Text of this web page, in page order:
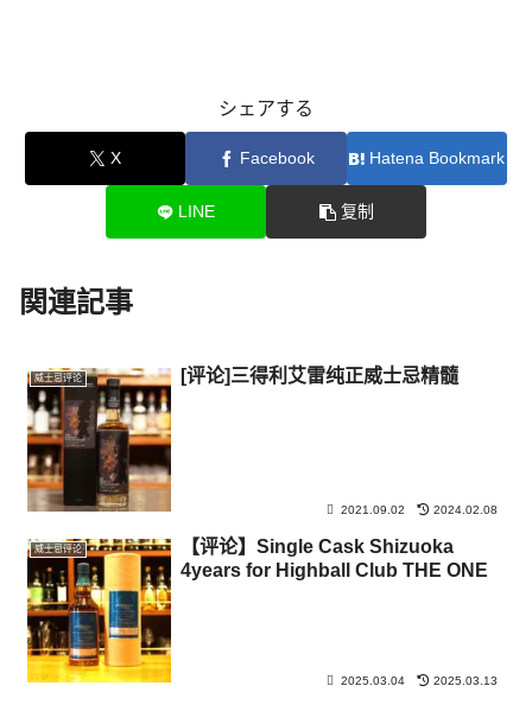
シェアする
X Facebook Hatena Bookmark
LINE 复制
関連記事
威士忌评论 [评论]三得利艾雷纯正威士忌精髓
2021.09.02 2024.02.08
威士忌评论
【评论】Single Cask Shizuoka
4years for Highball Club THE ONE
2025.03.04 2025.03.13